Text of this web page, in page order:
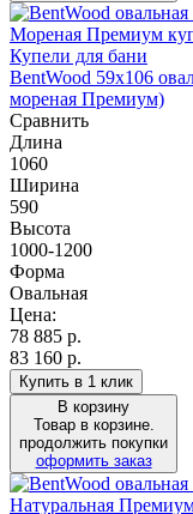
Купели для бани
BentWood 59х106
мореная Премиум)
Сравнить
Длина
1060
Ширина
590
Высота
1000-1200
Форма
Овальная
Цена:
78 885 р.
83 160 р.
Купить в 1 клик
В корзину
Товар в корзине.
продолжить покупки
оформить заказ